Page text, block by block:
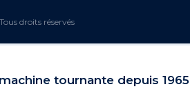
droits réservés
tournante depuis 1965